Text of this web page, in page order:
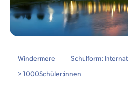
Windermere
Schulform: Internat
> 1000Schüler:innen